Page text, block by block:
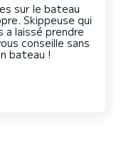
sur le bateau
Skippeuse qui
a laissé prendre
conseille sans
bateau !